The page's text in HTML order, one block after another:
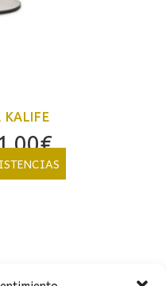
KALIFE
€El
precio
actual